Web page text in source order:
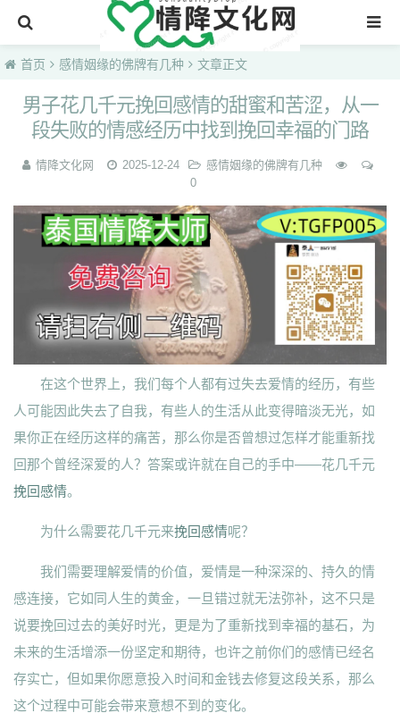
首页
首页 感情姻缘的佛牌有几种 文章正文
男子花几千元挽回感情的甜蜜和苦涩，从一
段失败的情感经历中找到挽回幸福的门路
情降文化网 2025-12-24
感情姻缘的佛牌有几种
0
在这个世界上，我们每个人都有过失去爱情的经历，有些
人可能因此失去了自我，有些人的生活从此变得暗淡无光，如
果你正在经历这样的痛苦，那么你是否曾想过怎样才能重新找
回那个曾经深爱的人？答案或许就在自己的手中——花几千元
挽回感情。
为什么需要花几千元来挽回感情呢？
我们需要理解爱情的价值，爱情是一种深深的、持久的情
感连接，它如同人生的黄金，一旦错过就无法弥补，这不只是
说要挽回过去的美好时光，更是为了重新找到幸福的基石，为
未来的生活增添一份坚定和期待，也许之前你们的感情已经名
存实亡，但如果你愿意投入时间和金钱去修复这段关系，那么
这个过程中可能会带来意想不到的变化。